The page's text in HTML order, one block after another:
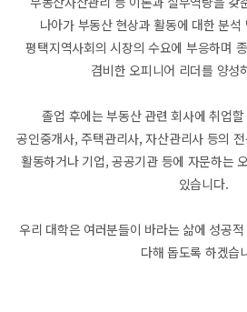
나아가 부동산 현상과 활동에 대한 분
평택지역사회의 시장의 수요에 부응하며
겸비한 오피니어 리더를 양성
졸업 후에는 부동산 관련 회사에 취업
공인중개사, 주택관리사, 자산관리사 등의
활동하거나 기업, 공공기관 등에 자문하는
있습니다.
우리 대학은 여러분들이 바라는 삶에 성공
다해 돕도록 하겠습